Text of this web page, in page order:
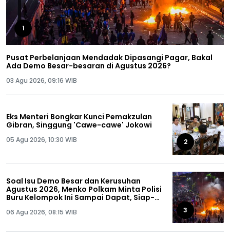
1
Pusat Perbelanjaan Mendadak Dipasangi Pagar, Bakal
Ada Demo Besar-besaran di Agustus 2026?
03 Agu 2026, 09:16 WIB
Eks Menteri Bongkar Kunci Pemakzulan
Gibran, Singgung 'Cawe-cawe' Jokowi
05 Agu 2026, 10:30 WIB 2
Soal Isu Demo Besar dan Kerusuhan
Agustus 2026, Menko Polkam Minta Polisi
Buru Kelompok Ini Sampai Dapat, Siap-
06 Agu 2026, 08:15 WIB 3